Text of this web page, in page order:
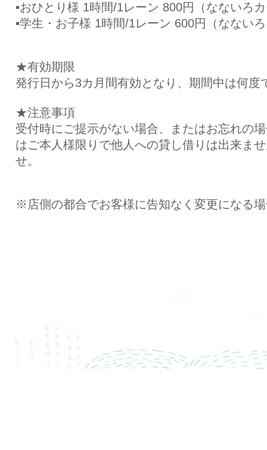
▪おひとり様 1時間/1レーン 800円（なないろ
▪学生・お子様 1時間/1レーン 600円（なない
★有効期限
発行日から3カ月間有効となり、期間中は何度
★注意事項
受付時にご提示がない場合、またはお忘れの
はご本人様限りで他人への貸し借りは出来ま
せ。
※店側の都合でお客様に告知なく変更になる